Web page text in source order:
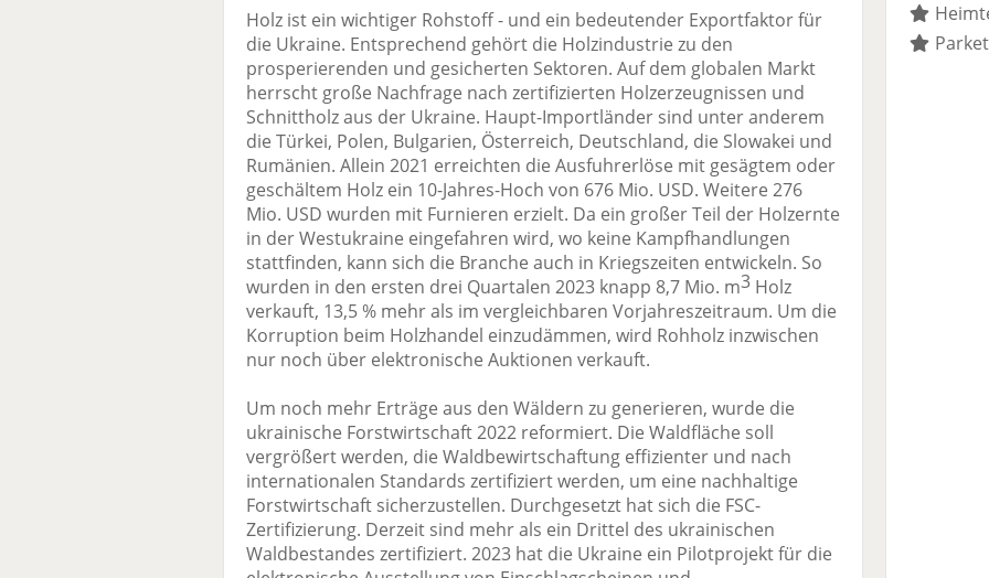
Holz ist ein wichtiger Rohstoff - und ein bedeutender Exportfaktor für
die Ukraine. Entsprechend gehört die Holzindustrie zu den
prosperierenden und gesicherten Sektoren. Auf dem globalen Markt
herrscht große Nachfrage nach zertifizierten Holzerzeugnissen und
Schnittholz aus der Ukraine. Haupt-Importländer sind unter anderem
die Türkei, Polen, Bulgarien, Österreich, Deutschland, die Slowakei und
Rumänien. Allein 2021 erreichten die Ausfuhrerlöse mit gesägtem oder
geschältem Holz ein 10-Jahres-Hoch von 676 Mio. USD. Weitere 276
Mio. USD wurden mit Furnieren erzielt. Da ein großer Teil der Holzernte
in der Westukraine eingefahren wird, wo keine Kampfhandlungen
stattfinden, kann sich die Branche auch in Kriegszeiten entwickeln. So
wurden in den ersten drei Quartalen 2023 knapp 8,7 Mio. m3 Holz
verkauft, 13,5 % mehr als im vergleichbaren Vorjahreszeitraum. Um die
Korruption beim Holzhandel einzudämmen, wird Rohholz inzwischen
nur noch über elektronische Auktionen verkauft.
Um noch mehr Erträge aus den Wäldern zu generieren, wurde die
ukrainische Forstwirtschaft 2022 reformiert. Die Waldfläche soll
vergrößert werden, die Waldbewirtschaftung effizienter und nach
internationalen Standards zertifiziert werden, um eine nachhaltige
Forstwirtschaft sicherzustellen. Durchgesetzt hat sich die FSC-
Zertifizierung. Derzeit sind mehr als ein Drittel des ukrainischen
Waldbestandes zertifiziert. 2023 hat die Ukraine ein Pilotprojekt für die